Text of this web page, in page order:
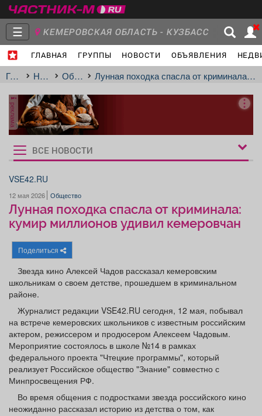
☰ КЕМЕРОВСКАЯ ОБЛАСТЬ - КУЗБАСС
ГЛАВНАЯ ГРУППЫ НОВОСТИ ОБЪЯВЛЕНИЯ
Главная
Группы
Объявления Недвижимость Услуги
Работа
Афиша Обучение Проекты
Товары Поздравления Погода
ТВ программа Я - пенсионер
ГлавнаяНовостиОбщество Лунная походка спасла от криминала: кумир миллионов удивил кемеровчан
реклама
Рукбрики
новостей
ВСЕ НОВОСТИ
VSE42.RU
12 мая 2026 Общество
Лунная походка спасла от криминала:
кумир миллионов удивил кемеровчан
Поделиться
Звезда кино Алексей Чадов рассказал кемеровским
школьникам о своем детстве, прошедшем в криминальном
районе.
Журналист редакции VSE42.RU сегодня, 12 мая, побывал
на встрече кемеровских школьников с известным российским
актером, режиссером и продюсером Алексеем Чадовым.
Мероприятие состоялось в школе №14 в рамках
федерального проекта "Чтецкие программы", который
реализует Российское общество "Знание" совместно с
Минпросвещения РФ.
Во время общения с подростками звезда российского кино
неожиданно рассказал историю из детства о том, как